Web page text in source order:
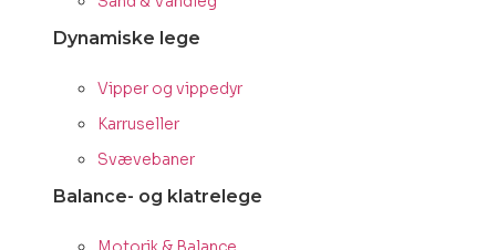
Dynamiske lege
Vipper og vippedyr
Karruseller
Svævebaner
Balance- og klatrelege